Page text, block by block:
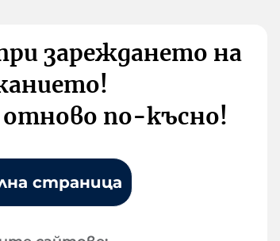
зареждането на
по-късно!
страница